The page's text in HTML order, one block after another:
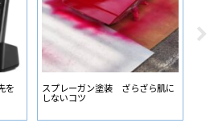
を スプレーガン塗装 ざらざら肌に
しないコツ
ム